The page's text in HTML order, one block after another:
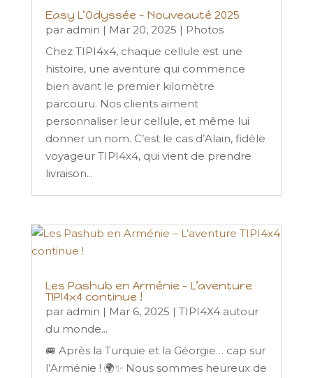
Easy L’Odyssée – Nouveauté 2025
par admin | Mar 20, 2025 | Photos
Chez TIPI4x4, chaque cellule est une
histoire, une aventure qui commence
bien avant le premier kilomètre
parcouru. Nos clients aiment
personnaliser leur cellule, et même lui
donner un nom. C’est le cas d’Alain, fidèle
voyageur TIPI4x4, qui vient de prendre
livraison...
Les Pashub en Arménie – L’aventure
TIPI4x4 continue !
par admin | Mar 6, 2025 | TIPI4X4 autour
du monde...
🚐 Après la Turquie et la Géorgie… cap sur
l’Arménie ! 🌍✨ Nous sommes heureux de